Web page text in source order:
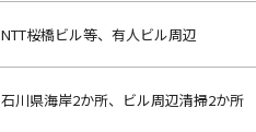
NTT桜橋ビル等、有人ビル周辺
石川県海岸2か所、ビル周辺清掃2か所